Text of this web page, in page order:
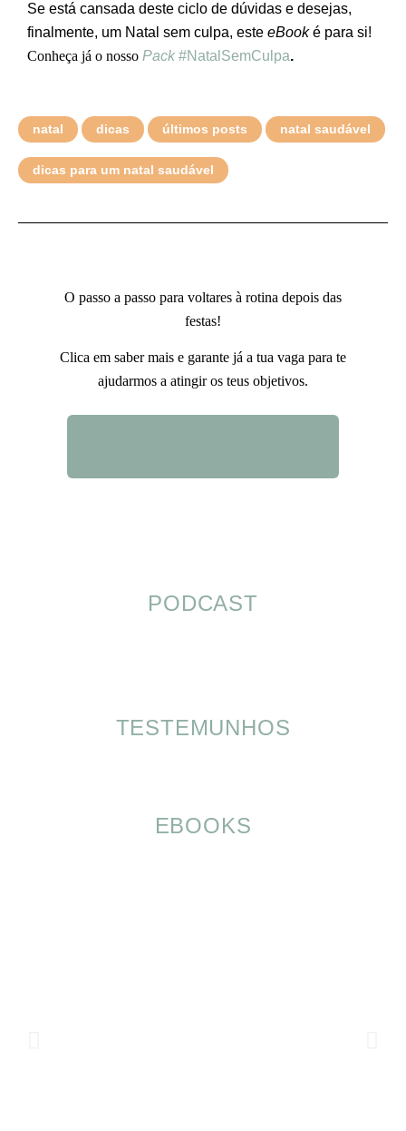
Se está cansada deste ciclo de dúvidas e desejas,
finalmente, um Natal sem culpa, este eBook é para si!
Conheça já o nosso Pack #NatalSemCulpa.
natal dicas últimos posts natal saudável
dicas para um natal saudável
O passo a passo para voltares à rotina depois das
festas!
Clica em saber mais e garante já a tua vaga para te
ajudarmos a atingir os teus objetivos.
PODCAST
TESTEMUNHOS
EBOOKS